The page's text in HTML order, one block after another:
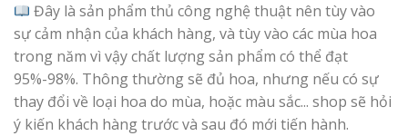
Đây là sản phẩm thủ công nghệ thuật nên tùy vào
sự cảm nhận của khách hàng, và tùy vào các mùa hoa
trong năm vì vậy chất lượng sản phẩm có thể đạt
95%-98%. Thông thường sẽ đủ hoa, nhưng nếu có sự
thay đổi về loại hoa do mùa, hoặc màu sắc... shop sẽ hỏi
ý kiến khách hàng trước và sau đó mới tiến hành.